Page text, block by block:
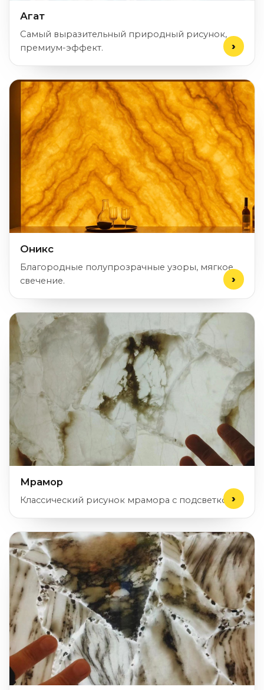
Агат
Самый выразительный природный рисунок,
премиум-эффект.
Оникс
Благородные полупрозрачные узоры, мягкое
свечение.
Мрамор
Классический рисунок мрамора с подсветкой.